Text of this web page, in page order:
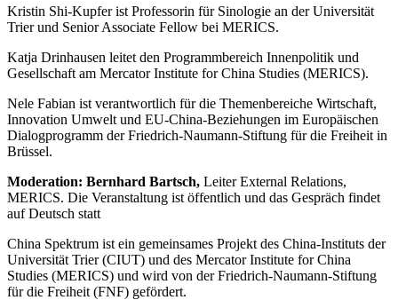
Kristin Shi-Kupfer ist Professorin für Sinologie an der Universität
Trier und Senior Associate Fellow bei MERICS.
Katja Drinhausen leitet den Programmbereich Innenpolitik und
Gesellschaft am Mercator Institute for China Studies (MERICS).
Nele Fabian ist verantwortlich für die Themenbereiche Wirtschaft,
Innovation Umwelt und EU-China-Beziehungen im Europäischen
Dialogprogramm der Friedrich-Naumann-Stiftung für die Freiheit in
Brüssel.
Moderation: Bernhard Bartsch, Leiter External Relations,
MERICS. Die Veranstaltung ist öffentlich und das Gespräch findet
auf Deutsch statt
China Spektrum ist ein gemeinsames Projekt des China-Instituts der
Universität Trier (CIUT) und des Mercator Institute for China
Studies (MERICS) und wird von der Friedrich-Naumann-Stiftung
für die Freiheit (FNF) gefördert.